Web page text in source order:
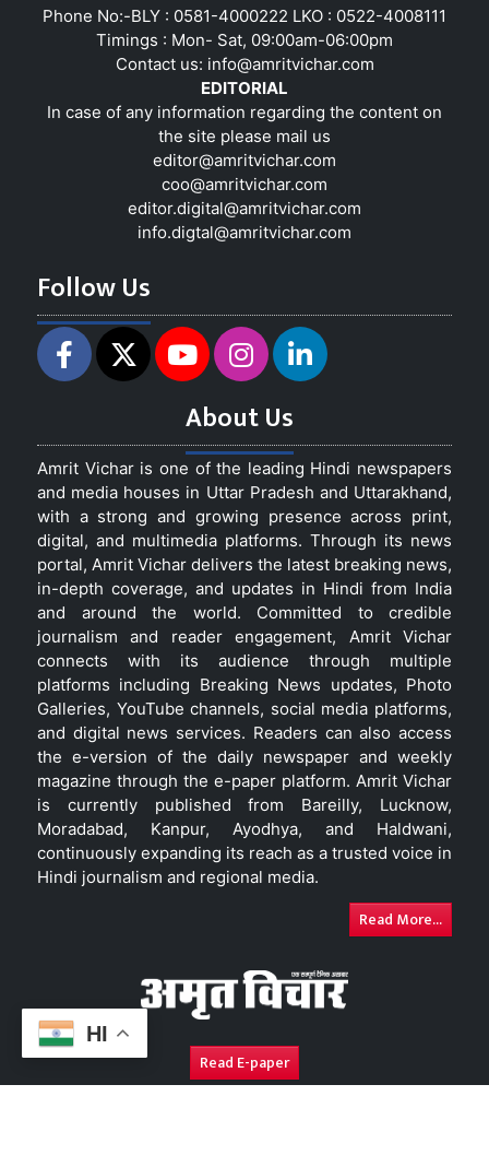
HI
Phone No:-BLY : 0581-4000222 LKO : 0522-4008111
Timings : Mon- Sat, 09:00am-06:00pm
Contact us: info@amritvichar.com
EDITORIAL
In case of any information regarding the content on
the site please mail us
editor@amritvichar.com
coo@amritvichar.com
editor.digital@amritvichar.com
info.digtal@amritvichar.com
Follow Us
About Us
Amrit Vichar is one of the leading Hindi newspapers
and media houses in Uttar Pradesh and Uttarakhand,
with a strong and growing presence across print,
digital, and multimedia platforms. Through its news
portal, Amrit Vichar delivers the latest breaking news,
in-depth coverage, and updates in Hindi from India
and around the world. Committed to credible
journalism and reader engagement, Amrit Vichar
connects with its audience through multiple
platforms including Breaking News updates, Photo
Galleries, YouTube channels, social media platforms,
and digital news services. Readers can also access
the e-version of the daily newspaper and weekly
magazine through the e-paper platform. Amrit Vichar
is currently published from Bareilly, Lucknow,
Moradabad, Kanpur, Ayodhya, and Haldwani,
continuously expanding its reach as a trusted voice in
Hindi journalism and regional media.
Read More...
Read E-paper